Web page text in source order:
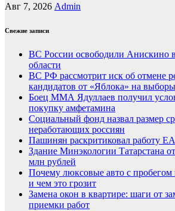
Авг 7, 2026 Admin
Свежие записи
ВС России освободили Анискино
области
ВС РФ рассмотрит иск об отмене
кандидатов от «Яблока» на
Боец ММА Ядуллаев получил
покупку амфетамина
Социальный фонд назвал размер
неработающих россиян
Пашинян раскритиковал работу
Здание Минэкологии Татарстана
млн рублей
Почему люксовые авто с пробегом
и чем это грозит
Замена окон в квартире: шаги от
приемки работ